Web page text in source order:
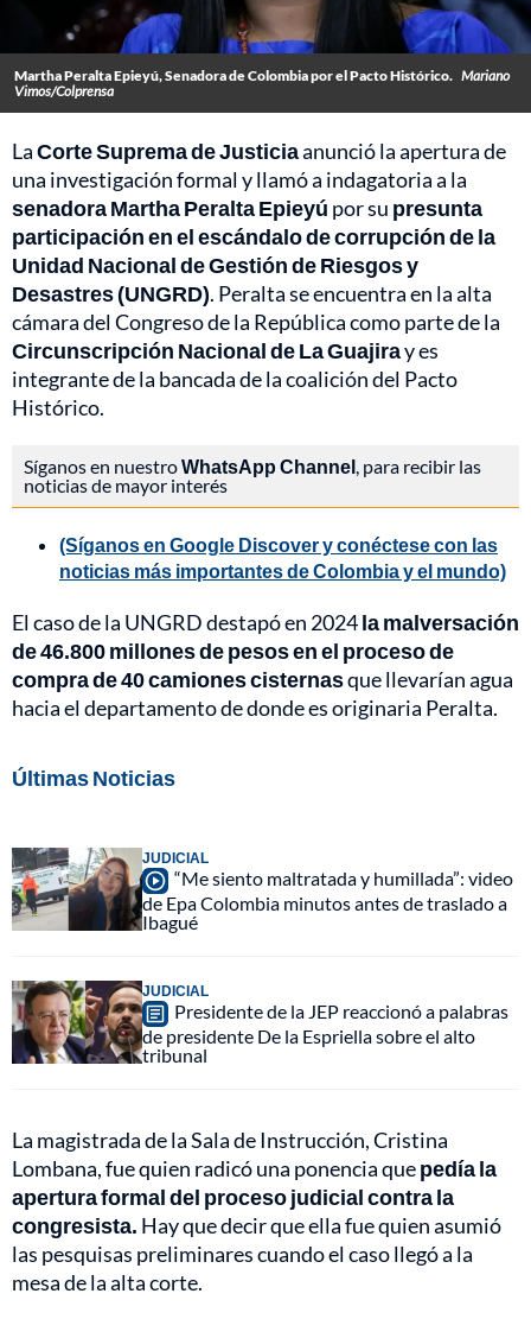
Martha Peralta Epieyú, Senadora de Colombia por el Pacto Histórico. Mariano
Vimos/Colprensa
LaCorte Suprema de Justiciaanunció la apertura de
una investigación formal y llamó a indagatoria a la
senadora Martha Peralta Epieyú por su presunta
participación en el escándalo de corrupción de la
Unidad Nacional de Gestión de Riesgos y
Desastres (UNGRD). Peralta se encuentra en la alta
cámara del Congreso de la República como parte de la
Circunscripción Nacional de La Guajiray es
integrante de la bancada de la coalición del Pacto
Histórico.
Síganos en nuestroWhatsApp Channel , para recibir las
noticias de mayor interés
(Síganos en Google Discover y conéctese con las
noticias más importantes de Colombia y el mundo)
El caso de la UNGRD destapó en 2024la malversación
de 46.800 millones de pesos en el proceso de
compra de 40 camiones cisternasque llevarían agua
hacia el departamento de donde es originaria Peralta.
Últimas Noticias
JUDICIAL
“Me siento maltratada y humillada”: video
de Epa Colombia minutos antes de traslado a
Ibagué
JUDICIAL
Presidente de la JEP reaccionó a palabras
de presidente De la Espriella sobre el alto
tribunal
La magistrada de la Sala de Instrucción, Cristina
Lombana, fue quien radicó una ponencia quepedía la
apertura formal del proceso judicial contra la
congresista. Hay que decir que ella fue quien asumió
las pesquisas preliminares cuando el caso llegó a la
mesa de la alta corte.